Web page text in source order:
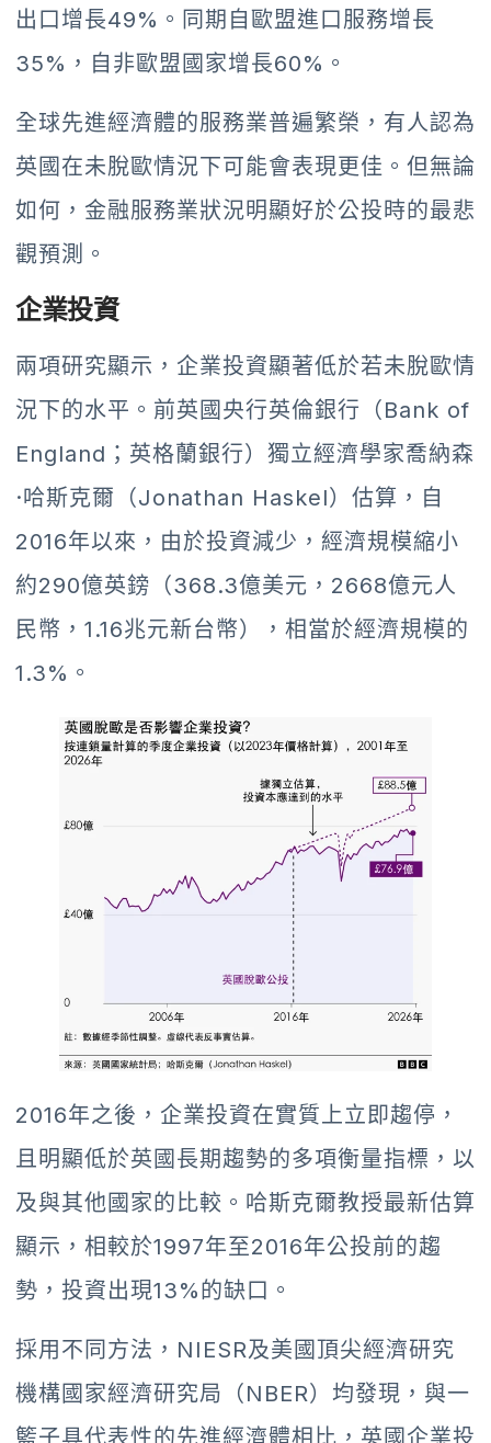
出口增長49%。同期自歐盟進口服務增長
35%，自非歐盟國家增長60%。
全球先進經濟體的服務業普遍繁榮，有人認為
英國在未脫歐情況下可能會表現更佳。但無論
如何，金融服務業狀況明顯好於公投時的最悲
觀預測。
企業投資
兩項研究顯示，企業投資顯著低於若未脫歐情
況下的水平。前英國央行英倫銀行（Bank of
England；英格蘭銀行）獨立經濟學家喬納森
·哈斯克爾（Jonathan Haskel）估算，自
2016年以來，由於投資減少，經濟規模縮小
約290億英鎊（368.3億美元，2668億元人
民幣，1.16兆元新台幣），相當於經濟規模的
1.3%。
2016年之後，企業投資在實質上立即趨停，
且明顯低於英國長期趨勢的多項衡量指標，以
及與其他國家的比較。哈斯克爾教授最新估算
顯示，相較於1997年至2016年公投前的趨
勢，投資出現13%的缺口。
採用不同方法，NIESR及美國頂尖經濟研究
機構國家經濟研究局（NBER）均發現，與一
籃子具代表性的先進經濟體相比，英國企業投